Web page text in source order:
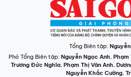
Tổng Biên tập:
Phó Tổng Biên tập: Nguyễn Ngọc Anh, Phạm
Trương Đức Nghĩa, Phạm Thị Vân Anh,
Nguyễn Khắc Cường,